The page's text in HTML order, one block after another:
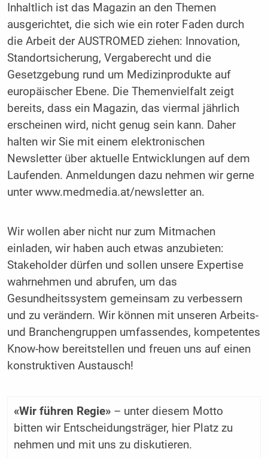
Inhaltlich ist das Magazin an den Themen
ausgerichtet, die sich wie ein roter Faden durch
die Arbeit der AUSTROMED ziehen: Innovation,
Standortsicherung, Vergaberecht und die
Gesetzgebung rund um Medizinprodukte auf
europäischer Ebene. Die Themenvielfalt zeigt
bereits, dass ein Magazin, das viermal jährlich
erscheinen wird, nicht genug sein kann. Daher
halten wir Sie mit einem elektronischen
Newsletter über aktuelle Entwicklungen auf dem
Laufenden. Anmeldungen dazu nehmen wir gerne
unter www.medmedia.at/newsletter an.
Wir wollen aber nicht nur zum Mitmachen
einladen, wir haben auch etwas anzubieten:
Stakeholder dürfen und sollen unsere Expertise
wahrnehmen und abrufen, um das
Gesundheitssystem gemeinsam zu verbessern
und zu verändern. Wir können mit unseren Arbeits-
und Branchengruppen umfassendes, kompetentes
Know-how bereitstellen und freuen uns auf einen
konstruktiven Austausch!
«Wir führen Regie»– unter diesem Motto
bitten wir Entscheidungsträger, hier Platz zu
nehmen und mit uns zu diskutieren.